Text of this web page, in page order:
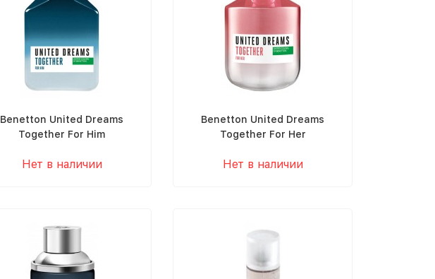
Benetton United Dreams
Together For Him
Нет в наличии
Benetton United Dreams
Together For Her
Нет в наличии